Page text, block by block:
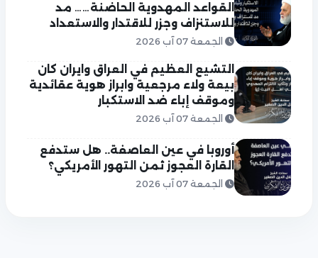
القواعد المهدوية الحاضنة…… مد
للاستنزاف وجزر للاقتدار والاستعداد
الجمعة 07 آب 2026
التشيع العظيم في العراق وايران كان
بيعة ولاء مرجعية وابراز هوية عقائدية
وموقف إباء ضد الاستكبار
الجمعة 07 آب 2026
أوروبا في عين العاصفة.. هل ستدفع
القارة العجوز ثمن التهور الأمريكي؟
الجمعة 07 آب 2026